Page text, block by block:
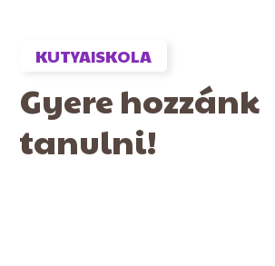
KUTYAISKOLA
Gyere hozzánk
tanulni!